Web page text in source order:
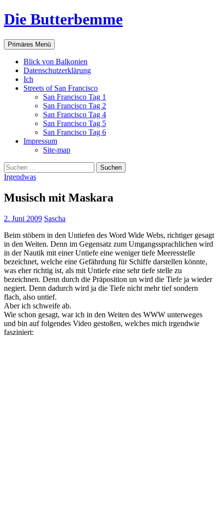
Zum
Inhalt
Die Butterbemme
Suchen
Primäres Menü
Blick von Balkonien
Datenschutzerklärung
Ich
Streets of San Francisco
San Francisco Tag 1
San Francisco Tag 2
San Francisco Tag 4
San Francisco Tag 5
San Francisco Tag 6
Impressum
Site-map
Suchen
nach:
Irgendwas
Musisch mit Maskara
2. Juni 2009 Sascha
Beim stöbern in den Untiefen des Word Wide Webs, richtiger gesagt
in den Weiten. Denn im Gegensatz zum Umgangssprachlichen wird
in der Nautik mit einer Untiefe eine weniger tiefe Meeresstelle
bezeichnet, welche eine Gefährdung für Schiffe darstellen könnte,
was eher richtig ist, als mit Untiefe eine sehr tiefe stelle zu
bezeichnen. Denn durch die Präposition un wird die Tiefe ja wieder
negiert. Denn dadurch wird ja die Tiefe nicht mehr tief sondern
flach, also untief.
Aber ich schweife ab.
Wie schon gesagt, war ich in den Weiten des WWW unterweges
und bin auf folgendes Video gestoßen, welches mich irgendwie
fasziniert: